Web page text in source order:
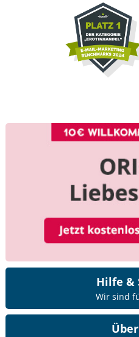
Hilfe &
Wir sind